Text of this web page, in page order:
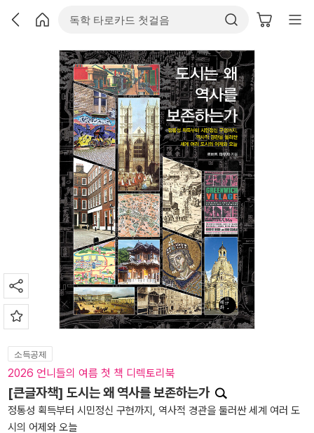
소득공제
2026 언니들의 여름 첫 책 디렉토리북
[큰글자책] 도시는 왜 역사를 보존하는가
정통성 획득부터 시민정신 구현까지, 역사적 경관을 둘러싼 세계 여러 도
시의 어제와 오늘